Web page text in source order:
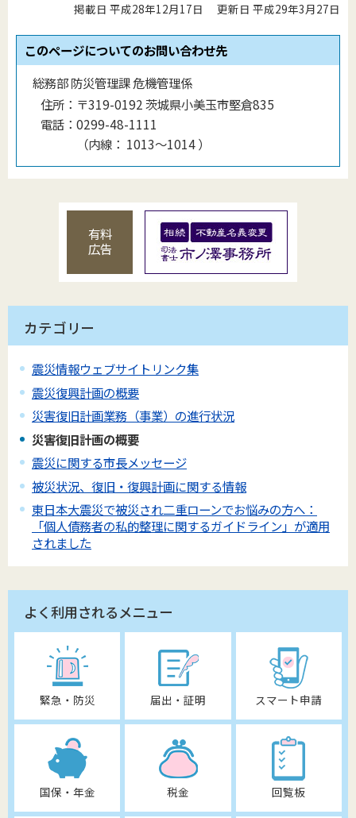
掲載日 平成28年12月17日 更新日 平成29年3月27日
このページについてのお問い合わせ先
総務部 防災管理課 危機管理係
住所： 〒319-0192 茨城県小美玉市堅倉835
電話： 0299-48-1111
（内線 ： 1013〜1014）
有料
広告
カテゴリー
震災情報ウェブサイトリンク集
震災復興計画の概要
災害復旧計画業務（事業）の進行状況
災害復旧計画の概要
震災に関する市長メッセージ
被災状況、復旧・復興計画に関する情報
東日本大震災で被災され二重ローンでお悩みの方へ：
「個人債務者の私的整理に関するガイドライン」が適用
されました
よく利用されるメニュー
緊急・防災 届出・証明 スマート申請
国保・年金 税金 回覧板